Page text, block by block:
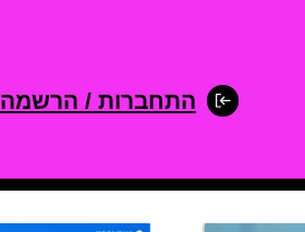
התחברות / הרשמה